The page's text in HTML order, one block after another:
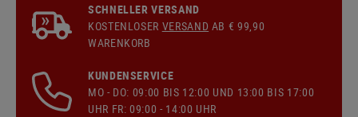
SCHNELLER VERSAND
KOSTENLOSER VERSAND AB € 99,90
WARENKORB
KUNDENSERVICE
MO - DO: 09:00 BIS 12:00 UND 13:00 BIS 17:00
UHR FR: 09:00 - 14:00 UHR